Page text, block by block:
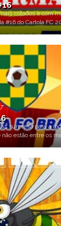
cotados e com
#16 do Cartola FC
surpresa para a
estão entre os